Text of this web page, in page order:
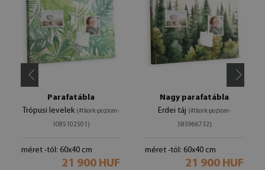
Parafatábla
Trópusi levelek (#tkork-poziom-
1085102501)
méret -tól: 60x40 cm
21 900 HUF
Nagy parafatábla
Erdei táj (#tkork-poziom-
585966732)
méret -tól: 60x40 cm
21 900 HUF